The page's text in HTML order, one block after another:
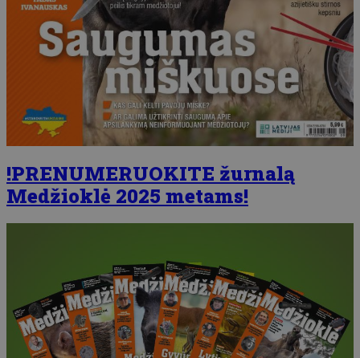
!PRENUMERUOKITE žurnalą
Medžioklė 2025 metams!